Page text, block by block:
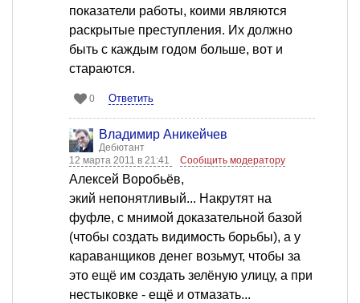
показатели работы, коими являются
раскрытые преступления. Их должно
быть с каждым годом больше, вот и
стараются.
0 Ответить
Владимир Аникейчев
Дебютант
12 марта 2011 в 21:41
Сообщить модератору
Алексей Воробьёв,
экий непонятливый... Накрутят на
фуфле, с мнимой доказательной базой
(чтобы создать видимость борьбы), а у
караванщиков денег возьмут, чтобы за
это ещё им создать зелёную улицу, а при
нестыковке - ещё и отмазать...